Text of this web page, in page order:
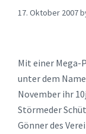
17. Oktober 2007
Mit einer Mega-
unter dem
November ihr
Störmeder
Gönner des